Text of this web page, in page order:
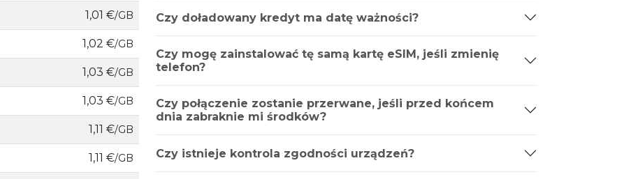
1,01 €/GB
1,02 €/GB
1,03 €/GB
1,03 €/GB
1,11 €/GB
1,11 €/GB
Czy doładowany kredyt ma datę ważności?
Czy mogę zainstalować tę samą kartę eSIM, jeśli zmienię
telefon?
Czy połączenie zostanie przerwane, jeśli przed końcem
dnia zabraknie mi środków?
Czy istnieje kontrola zgodności urządzeń?